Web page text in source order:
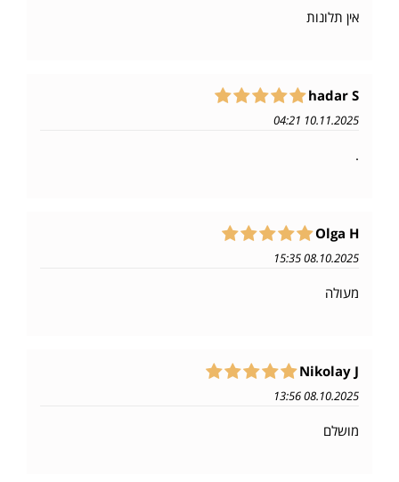
אין תלונות
hadar S
10.11.2025 04:21
.
Olga H
08.10.2025 15:35
מעולה
Nikolay J
08.10.2025 13:56
מושלם